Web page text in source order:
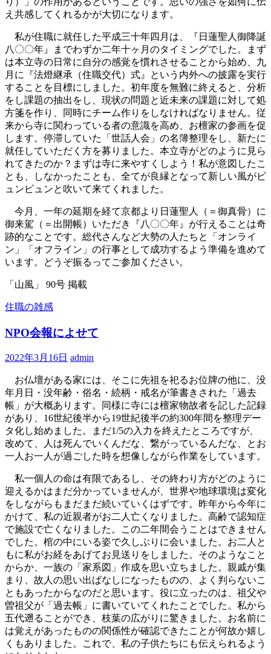
え共感してくれるかが大切になります。
私が住職に就任した平成三十年四月は、『日蓮聖人御降誕
八〇〇年』までわずか二年十ヶ月のタイミングでした。まず
は本立寺の日常に自分の感覚を慣れさせることから始め、九
月に『法燈継承（住職交代）式』という内外への披露を実行
することを目標にしました。初年度を無難に終えると、分析
をし課題の抽出をし、現状の問題と近未来の課題に対して処
方箋を作り、同時にチーム作りをしなければなりません。従
来から寺に関わっている者の意識を高め、お檀家の参画を促
します。停滞していた「世話人会」の名簿整理をし、新たに
就任していただく方を募りました。本立寺がどのように見ら
れてきたのか？まずは寺に来やすくしよう！私が意図したこ
とも、しなかったことも、全てが良縁となって新しい風がビ
ュンビュンと吹いて来てくれました。
今月、一年の延期を経て京都より日蓮聖人（＝御真骨）に
御来駕（＝出開帳）いただき『八〇〇年』が行えることは奇
跡的なことです。総代さんなど大勢の人たちと「オンライ
ン」「オフライン」の行事として成功するよう準備を進めて
います。どうぞ振るってご参加ください。
「山風」 90号 掲載
住職の雑感
NPO会報によせて
2022年3月16日 admin
お仏壇がある家には、そこに先祖を祀るお位牌の他に、没
年月日・没年齢・俗名・続柄・戒名が筆書きされた「過去
帳」が大概あります。同様に寺には檀家物故者を記した記録
があり、16世紀後半から19世紀後半の約300年間を整理デー
タ化し始めました。まだ1/5の入力を終えたところですが、
改めて、人は死んでいくんだな、繋がっているんだな、とお
一人お一人が過ごした時を想像しながら作業をしています。
私一個人の命は有限であるし、その終わり方がどのように
迎えるかはまだ分かっていませんが、世界や地球環境は変化
をしながらもまだまだ続いていくはずです。昨年から今年に
かけて、私の近親者がお二人亡くなりました。高齢で認知症
で施設で亡くなりました。この二年間会うことはできません
でした。棺の中にいる姿で久しぶりに会いました。お二人と
もに私がお経をあげてお見送りをしました。そのようなこと
からか、一族の「家系図」作成を思い立ちました。親戚が集
まり、故人の思い出ばなしになったものの、よく判らないこ
ともあったからなのだと思います。役に立ったのは、祖父や
曽祖父が「過去帳」に書いていてくれたことでした。私から
五代遡ることができ、枝葉の広がりに驚きました。お名前に
は覚えがあったものの関係性が確認できたことが何故か嬉し
くもありました。これで、私の子供たちにも伝えられるよう